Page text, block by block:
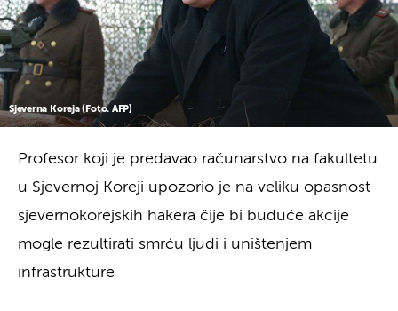
Sjeverna Koreja (Foto. AFP)
Profesor koji je predavao računarstvo na fakultetu
u Sjevernoj Koreji upozorio je na veliku opasnost
sjevernokorejskih hakera čije bi buduće akcije
mogle rezultirati smrću ljudi i uništenjem
infrastrukture